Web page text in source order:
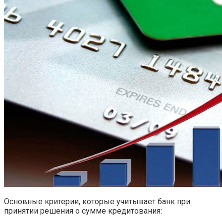
Основные критерии, которые учитывает банк при
принятии решения о сумме кредитования: